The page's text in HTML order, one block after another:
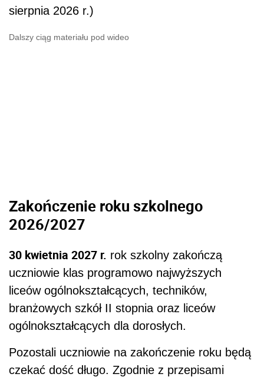
sierpnia 2026 r.)
Dalszy ciąg materiału pod wideo
Zakończenie roku szkolnego
2026/2027
30 kwietnia 2027 r. rok szkolny zakończą
uczniowie klas programowo najwyższych
liceów ogólnokształcących, techników,
branżowych szkół II stopnia oraz liceów
ogólnokształcących dla dorosłych.
Pozostali uczniowie na zakończenie roku będą
czekać dość długo. Zgodnie z przepisami